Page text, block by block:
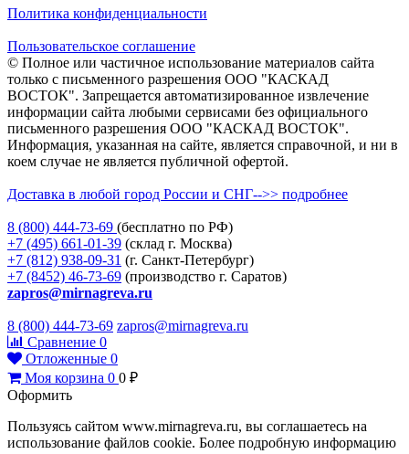
Политика конфиденциальности
Пользовательское соглашение
© Полное или частичное использование материалов сайта
только с письменного разрешения ООО "КАСКАД
ВОСТОК". Запрещается автоматизированное извлечение
информации сайта любыми сервисами без официального
письменного разрешения ООО "КАСКАД ВОСТОК".
Информация, указанная на сайте, является справочной, и ни в
коем случае не является публичной офертой.
Доставка в любой город России и СНГ-->> подробнее
8 (800) 444-73-69 (бесплатно по РФ)
+7 (495) 661-01-39 (склад г. Москва)
+7 (812) 938-09-31 (г. Санкт-Петербург)
+7 (8452) 46-73-69 (производство г. Саратов)
zapros@mirnagreva.ru
8 (800) 444-73-69 zapros@mirnagreva.ru
Сравнение 0
Отложенные 0
Моя корзина 0 0 ₽
Оформить
Пользуясь сайтом www.mirnagreva.ru, вы соглашаетесь на
использование файлов cookie. Более подробную информацию